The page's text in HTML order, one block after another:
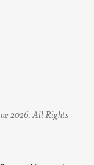
2026. All Rights